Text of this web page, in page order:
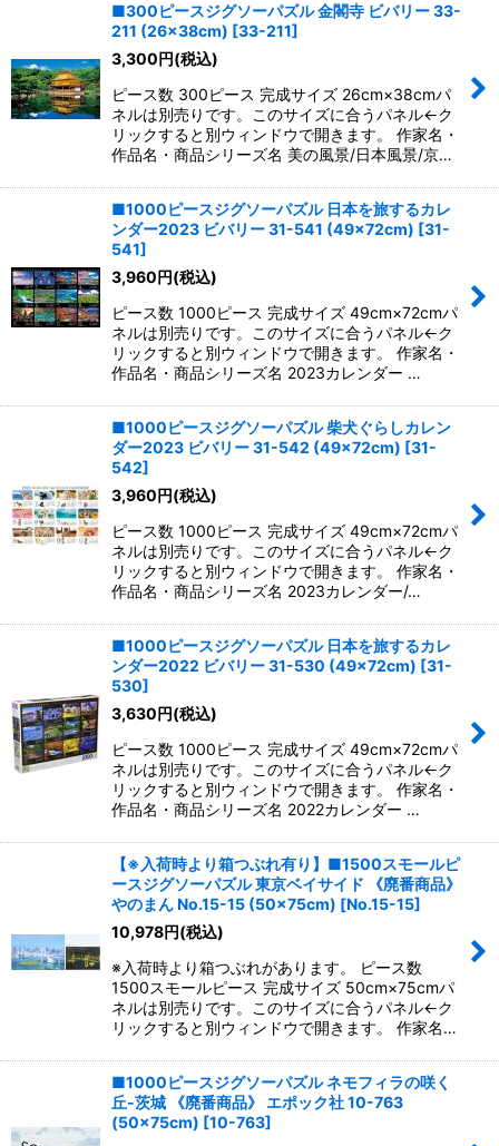
■300ピースジグソーパズル 金閣寺 ビバリー 33-
211 (26×38cm) [33-211]
3,300円(税込)
ピース数 300ピース 完成サイズ 26cm×38cmパ
ネルは別売りです。このサイズに合うパネル←ク
リックすると別ウィンドウで開きます。 作家名・
作品名・商品シリーズ名 美の風景/日本風景/京…
■1000ピースジグソーパズル 日本を旅するカレ
ンダー2023 ビバリー 31-541 (49×72cm) [31-
541]
3,960円(税込)
ピース数 1000ピース 完成サイズ 49cm×72cmパ
ネルは別売りです。このサイズに合うパネル←ク
リックすると別ウィンドウで開きます。 作家名・
作品名・商品シリーズ名 2023カレンダー …
■1000ピースジグソーパズル 柴犬ぐらしカレン
ダー2023 ビバリー 31-542 (49×72cm) [31-
542]
3,960円(税込)
ピース数 1000ピース 完成サイズ 49cm×72cmパ
ネルは別売りです。このサイズに合うパネル←ク
リックすると別ウィンドウで開きます。 作家名・
作品名・商品シリーズ名 2023カレンダー/…
■1000ピースジグソーパズル 日本を旅するカレ
ンダー2022 ビバリー 31-530 (49×72cm) [31-
530]
3,630円(税込)
ピース数 1000ピース 完成サイズ 49cm×72cmパ
ネルは別売りです。このサイズに合うパネル←ク
リックすると別ウィンドウで開きます。 作家名・
作品名・商品シリーズ名 2022カレンダー …
【※入荷時より箱つぶれ有り】■1500スモールピ
ースジグソーパズル 東京ベイサイド 《廃番商品》
やのまん No.15-15 (50×75cm) [No.15-15]
10,978円(税込)
※入荷時より箱つぶれがあります。 ピース数
1500スモールピース 完成サイズ 50cm×75cmパ
ネルは別売りです。このサイズに合うパネル←ク
リックすると別ウィンドウで開きます。 作家名…
■1000ピースジグソーパズル ネモフィラの咲く
丘-茨城 《廃番商品》 エポック社 10-763
(50×75cm) [10-763]